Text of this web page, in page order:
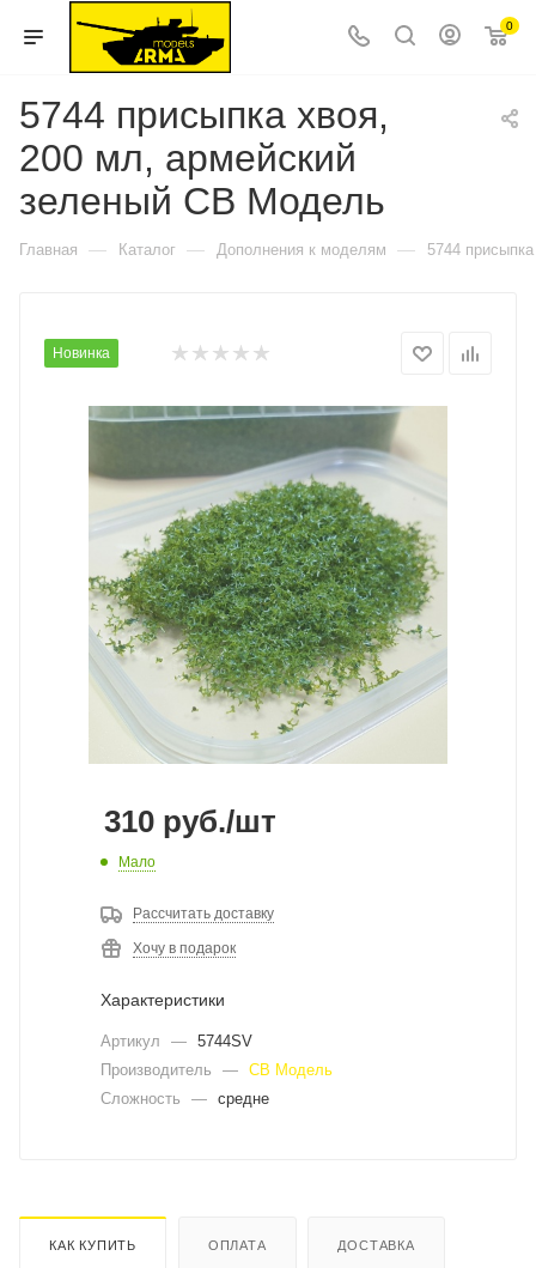
0
5744 присыпка хвоя,
200 мл, армейский
зеленый СВ Модель
Главная — Каталог — Дополнения к моделям — 5744
Новинка
310 руб./шт
Мало
Рассчитать доставку
Хочу в подарок
Характеристики
Артикул — 5744SV
Производитель
— СВ Модель
Сложность
— средне
КАК КУПИТЬ ОПЛАТА ДОСТАВКА